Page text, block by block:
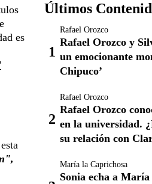
es
Últimos
Rafael Orozco
Rafael Orozco y
un emocionante
Chipuco’
Rafael Orozco
Rafael Orozco
en la universidad.
su relación con
María la Caprichosa
Sonia echa a María